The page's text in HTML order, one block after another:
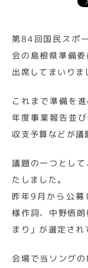
第84回国民スポ
会の島根県準備
出席してまいりま
これまで準備を
年度事業報告並
収支予算などが議
議題の一つとし
たしました。
昨年9月から公
様作詞、中野悟
まり」が選定され
会場で当ソング